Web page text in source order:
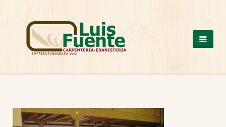
ARMARIOS DE MADERA
CASAS DE MADERA